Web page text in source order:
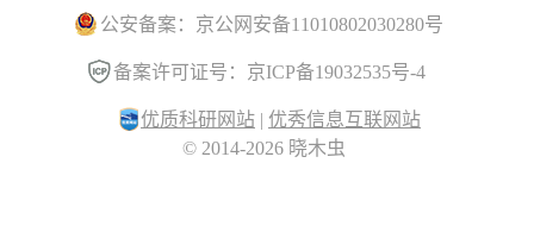
公安备案：京公网安备11010802030280号
备案许可证号：京ICP备19032535号-4
优质科研网站 | 优秀信息互联网站
© 2014-2026 晓木虫